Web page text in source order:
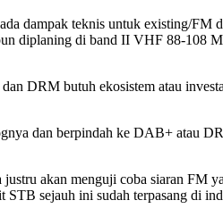
dampak teknis untuk existing/
diplaning di band II VHF 88-108
DRM butuh ekosistem atau
dan berpindah ke DAB+ atau
akan menguji coba siaran
sejauh ini sudah terpasang di